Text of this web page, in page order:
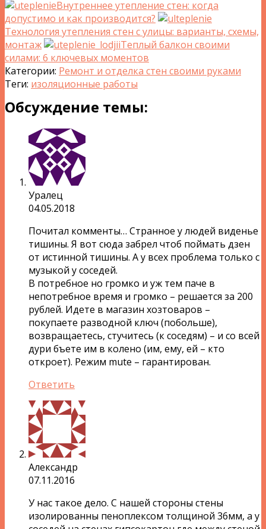
Внутреннее утепление стен: когда
допустимо и как производится?
Технология утепления стен с улицы: варианты, схемы,
монтаж
Теплый балкон своими
силами: 6 ключевых моментов
Категории: Ремонт и отделка стен своими руками
Теги: изоляционные работы
Обсуждение темы:
Уралец
04.05.2018
Почитал комменты… Странное у людей виденье
тишины. Я вот сюда забрел чтоб поймать дзен
от истинной тишины. А у всех проблема только с
музыкой у соседей.
В потребное но громко и уж тем паче в
непотребное время и громко – решается за 200
рублей. Идете в магазин хозтоваров –
покупаете разводной ключ (побольше),
возвращаетесь, стучитесь (к соседям) – и со всей
дури бъете им в колено (им, ему, ей – кто
откроет). Режим mute – гарантирован.
Ответить
Александр
07.11.2016
У нас такое дело. С нашей стороны стены
изолированны пеноплексом толщиной 36мм, а у